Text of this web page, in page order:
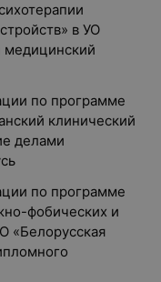
в УО
медицинский
по программе
клинический
делами
по программе
фобических и
«Белорусская